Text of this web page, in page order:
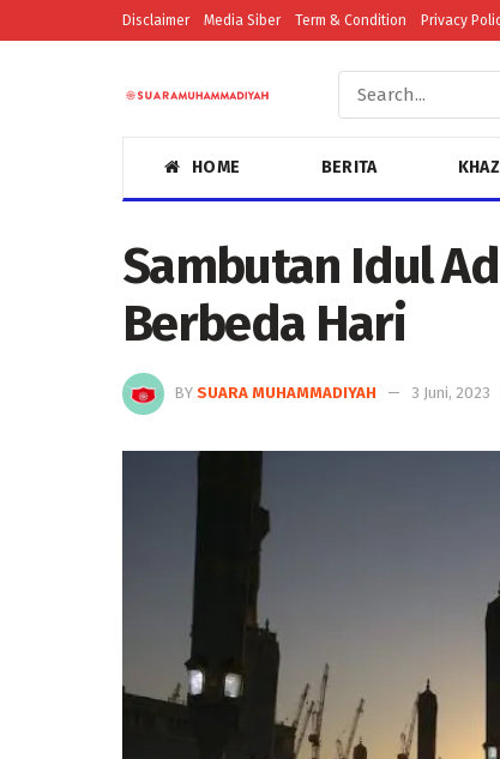
Disclaimer Media Siber Term & Condition Privacy
HOME BERITA
Sambutan Idul
Berbeda Hari
BY SUARA MUHAMMADIYAH 3 Juni, 2023